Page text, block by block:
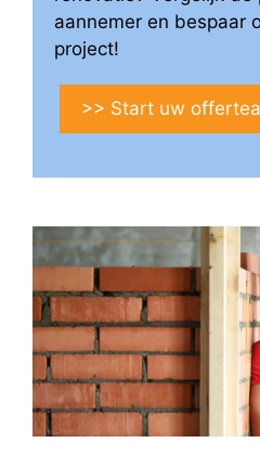
aannemer en bespaar
project!
>> Start uw